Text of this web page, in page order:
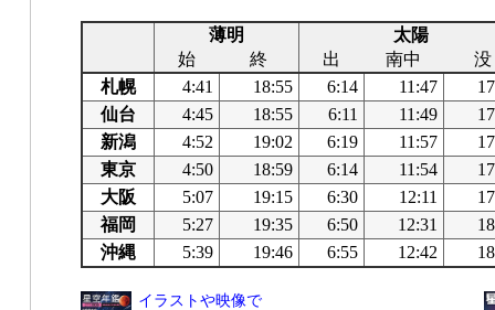
薄明
太陽
始
終 出 南中
没
札幌
4:41 18:55 6:14 11:47
仙台
4:45 18:55 6:11 11:49
新潟
4:52 19:02 6:19 11:57
東京
4:50 18:59 6:14 11:54
大阪
5:07 19:15 6:30 12:11
福岡
5:27 19:35 6:50 12:31
沖縄
5:39 19:46 6:55 12:42
イラストや映像で